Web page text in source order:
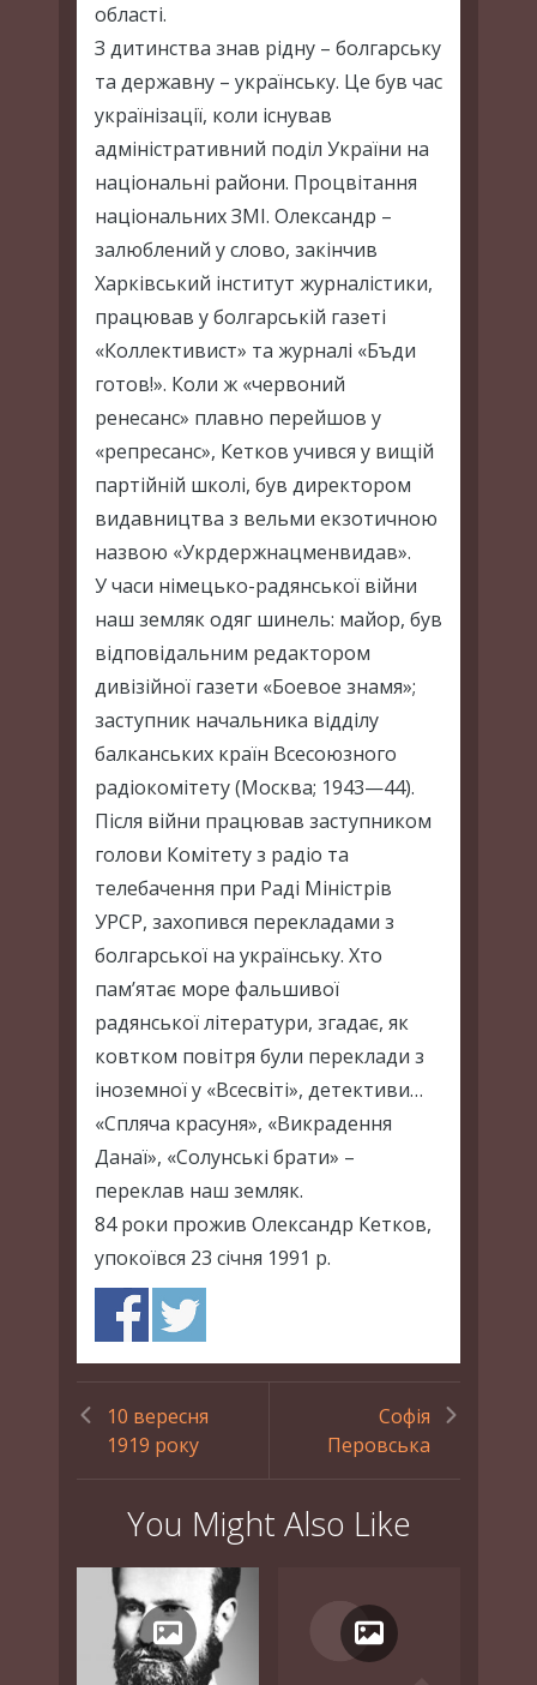
області.
З дитинства знав рідну – болгарську
та державну – українську. Це був час
українізації, коли існував
адміністративний поділ України на
національні райони. Процвітання
національних ЗМІ. Олександр –
залюблений у слово, закінчив
Харківський інститут журналістики,
працював у болгарській газеті
«Коллективист» та журналі «Бъди
готов!». Коли ж «червоний
ренесанс» плавно перейшов у
«репресанс», Кетков учився у вищій
партійній школі, був директором
видавництва з вельми екзотичною
назвою «Укрдержнацменвидав».
У часи німецько-радянської війни
наш земляк одяг шинель: майор, був
відповідальним редактором
дивізійної газети «Боевое знамя»;
заступник начальника відділу
балканських країн Всесоюзного
радіокомітету (Москва; 1943—44).
Після війни працював заступником
голови Комітету з радіо та
телебачення при Раді Міністрів
УРСР, захопився перекладами з
болгарської на українську. Хто
пам’ятає море фальшивої
радянської літератури, згадає, як
ковтком повітря були переклади з
іноземної у «Всесвіті», детективи…
«Спляча красуня», «Викрадення
Данаї», «Солунські брати» –
переклав наш земляк.
84 роки прожив Олександр Кетков,
упокоївся 23 січня 1991 р.
10 вересня
1919 року
Софія
Перовська
You Might Also Like